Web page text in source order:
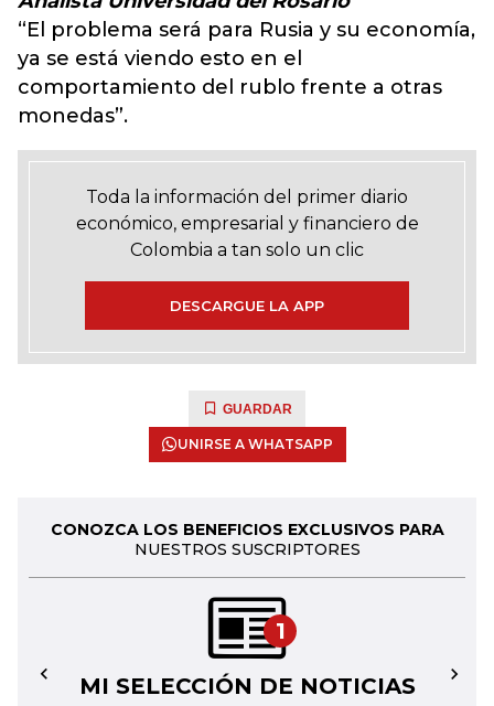
“El problema será para Rusia y su economía,
ya se está viendo esto en el
comportamiento del rublo frente a otras
monedas”.
Toda la información del primer diario
económico, empresarial y financiero de
Colombia a tan solo un clic
DESCARGUE LA APP
GUARDAR
UNIRSE A WHATSAPP
CONOZCA LOS BENEFICIOS EXCLUSIVOS PARA
NUESTROS SUSCRIPTORES
1
MI SELECCIÓN DE NOTICIAS
← →